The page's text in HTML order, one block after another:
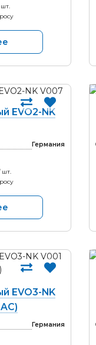
EVO2-NK
Германия
EVO3-NK
Германия